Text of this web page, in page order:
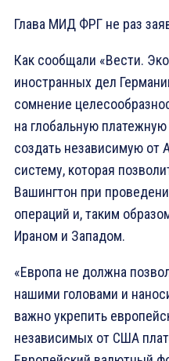
Глава МИД ФРГ не раз
Как сообщали «Вести.
иностранных дел
сомнение
на глобальную
создать независимую
систему, которая
Вашингтон при
операций и, таким
Ираном и Западом.
«Европа не должна
нашими головами и
важно укрепить
независимых от США